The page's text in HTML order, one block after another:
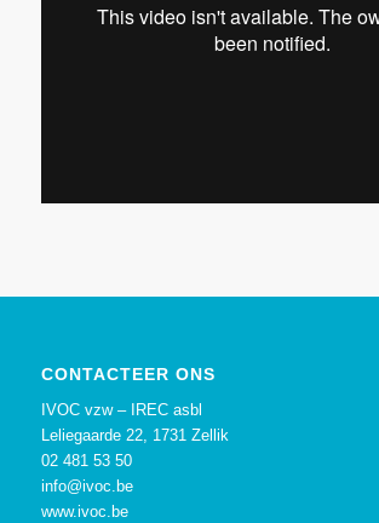
CONTACTEER ONS
IVOC vzw – IREC asbl
Leliegaarde 22, 1731 Zellik
02 481 53 50
info@ivoc.be
www.ivoc.be